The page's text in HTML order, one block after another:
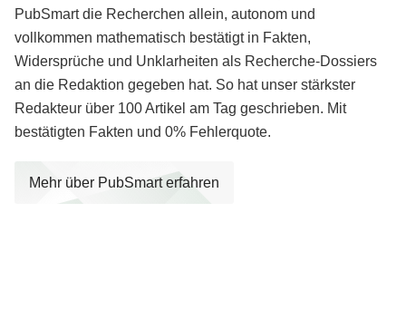
PubSmart die Recherchen allein, autonom und
vollkommen mathematisch bestätigt in Fakten,
Widersprüche und Unklarheiten als Recherche-Dossiers
an die Redaktion gegeben hat. So hat unser stärkster
Redakteur über 100 Artikel am Tag geschrieben. Mit
bestätigten Fakten und 0% Fehlerquote.
Mehr über PubSmart erfahren